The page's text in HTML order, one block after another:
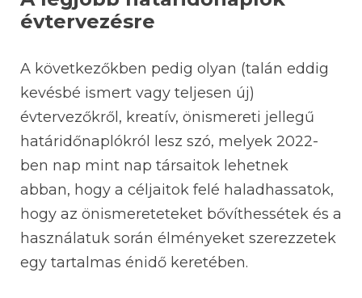
évtervezésre
A következőkben pedig olyan (talán eddig
kevésbé ismert vagy teljesen új)
évtervezőkről, kreatív, önismereti jellegű
határidőnaplókról lesz szó, melyek 2022-
ben nap mint nap társaitok lehetnek
abban, hogy a céljaitok felé haladhassatok,
hogy az önismereteteket bővíthessétek és a
használatuk során élményeket szerezzetek
egy tartalmas énidő keretében.